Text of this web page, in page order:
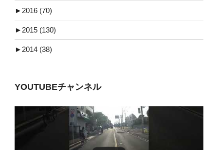
► 2016 (70)
► 2015 (130)
► 2014 (38)
YOUTUBEチャンネル